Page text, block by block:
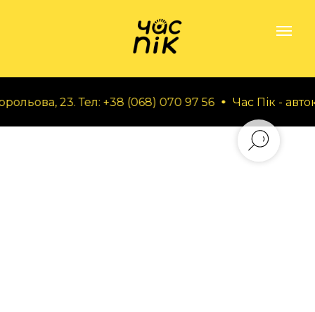
23. Тел: +38 (068) 070 97 56 Час Пік -